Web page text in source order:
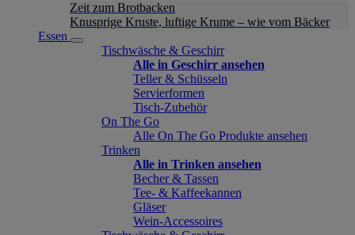
Zeit zum Brotbacken
Knusprige Kruste, luftige Krume – wie vom Bäcker
Essen
Tischwäsche & Geschirr
Alle in Geschirr ansehen
Teller & Schüsseln
Servierformen
Tisch-Zubehör
On The Go
Alle On The Go Produkte ansehen
Trinken
Alle in Trinken ansehen
Becher & Tassen
Tee- & Kaffeekannen
Gläser
Wein-Accessoires